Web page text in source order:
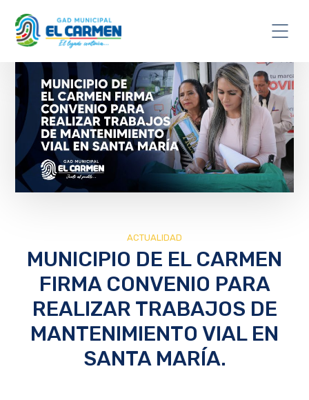
ACTUALIDAD
MUNICIPIO DE EL CARMEN
FIRMA CONVENIO PARA
REALIZAR TRABAJOS DE
MANTENIMIENTO VIAL EN
SANTA MARÍA.